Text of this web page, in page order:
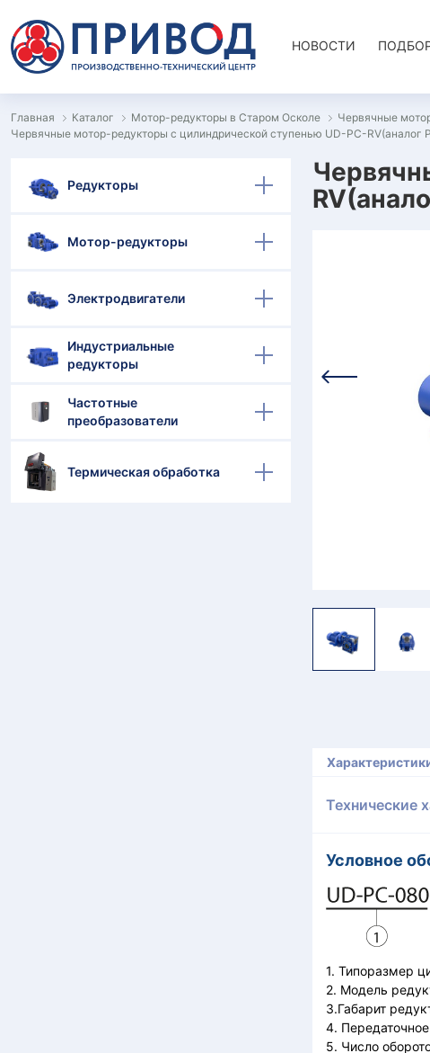
НОВОСТИ
Главная Каталог Мотор-редукторы в Старом Осколе Червячные
Червячные мотор-редукторы с цилиндрической ступенью UD-PC-RV(аналог
Редукторы
Мотор-редукторы
Электродвигатели
Индустриальные
редукторы
Частотные
преобразователи
Термическая обработка
Технические
Условное
1. Типоразмер
2. Модель
3.Габарит
4.
5. Число